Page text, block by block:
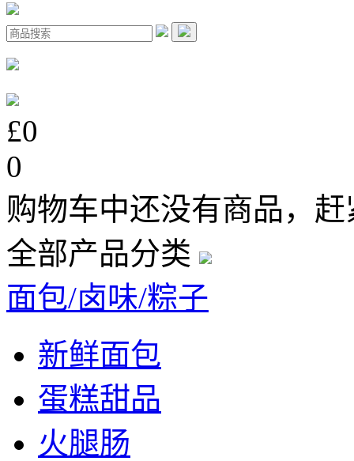
£0
0
购物车中还没有商品，
全部产品分类
面包/卤味/粽子
新鲜面包
蛋糕甜品
火腿肠